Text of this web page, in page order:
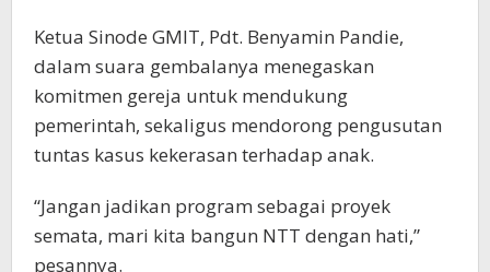
Ketua Sinode GMIT, Pdt. Benyamin Pandie,
dalam suara gembalanya menegaskan
komitmen gereja untuk mendukung
pemerintah, sekaligus mendorong pengusutan
tuntas kasus kekerasan terhadap anak.
“Jangan jadikan program sebagai proyek
semata, mari kita bangun NTT dengan hati,”
pesannya.